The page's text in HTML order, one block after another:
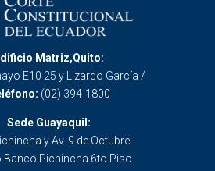
Matriz,Quito:
E10 25 y Lizardo García /
(02) 394-1800
Sede Guayaquil:
y Av. 9 de Octubre.
Banco Pichincha 6to Piso